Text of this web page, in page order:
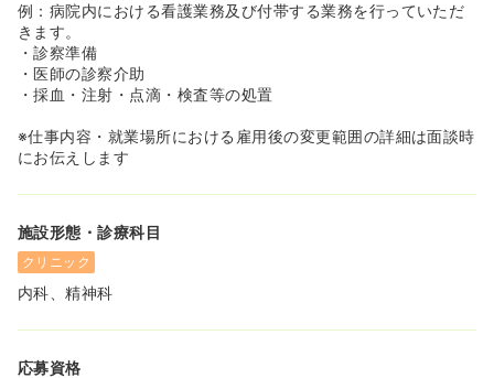
例：病院内における看護業務及び付帯する業務を行っていただ
きます。
・診察準備
・医師の診察介助
・採血・注射・点滴・検査等の処置
※仕事内容・就業場所における雇用後の変更範囲の詳細は面談時
にお伝えします
施設形態・診療科目
クリニック
内科、精神科
応募資格